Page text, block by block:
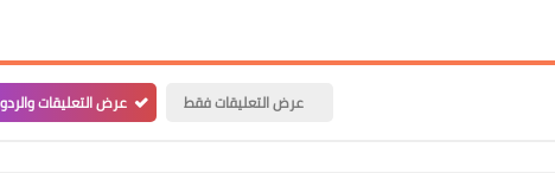
عرض التعليقات فقط عرض التعليقات